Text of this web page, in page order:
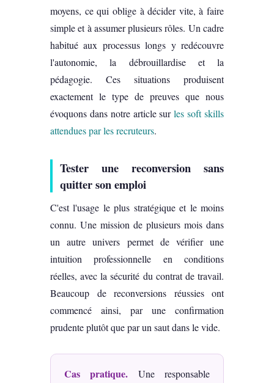
moyens, ce qui oblige à décider vite, à faire
simple et à assumer plusieurs rôles. Un cadre
habitué aux processus longs y redécouvre
l'autonomie, la débrouillardise et la
pédagogie. Ces situations produisent
exactement le type de preuves que nous
évoquons dans notre article surles soft skills
attendues par les recruteurs.
Tester une reconversion sans
quitter son emploi
C'est l'usage le plus stratégique et le moins
connu. Une mission de plusieurs mois dans
un autre univers permet de vérifier une
intuition professionnelle en conditions
réelles, avec la sécurité du contrat de travail.
Beaucoup de reconversions réussies ont
commencé ainsi, par une confirmation
prudente plutôt que par un saut dans le vide.
Cas pratique. Une responsable